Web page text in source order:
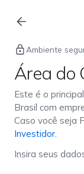
Login
Ambiente
Área do
Este é o
Brasil com
Caso você seja
Investidor.
Insira seus